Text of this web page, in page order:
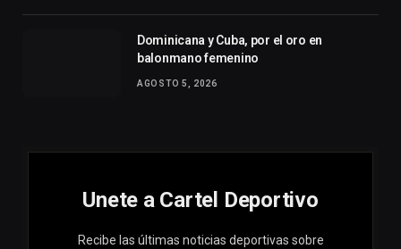
Dominicana y Cuba, por el oro en
balonmano femenino
AGOSTO 5, 2026
Unete a Cartel Deportivo
Recibe las últimas noticias deportivas sobre